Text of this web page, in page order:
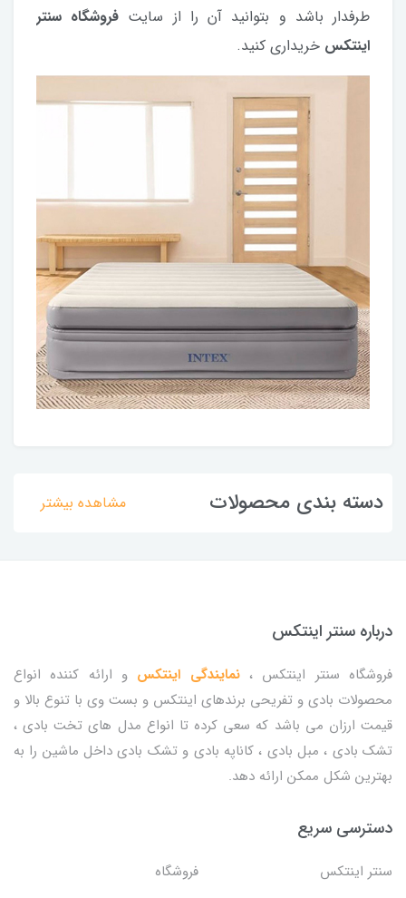
طرفدار باشد و بتوانید آن را از سایت فروشگاه سنتر
اینتکس خریداری کنید.
دسته بندی محصولات مشاهده بیشتر
درباره سنتر اینتکس
فروشگاه سنتر اینتکس ،نمایندگی اینتکس و ارائه کننده انواع
محصولات بادی و تفریحی برندهای اینتکس و بست وی با تنوع بالا و
قیمت ارزان می باشد که سعی کرده تا انواع مدل های تخت بادی ،
تشک بادی ، مبل بادی ، کاناپه بادی و تشک بادی داخل ماشین را به
بهترین شکل ممکن ارائه دهد.
دسترسی سریع
سنتر اینتکس
فروشگاه